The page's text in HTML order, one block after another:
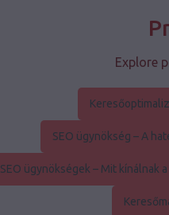
Explore
SEO ügynökség – A
SEO ügynökségek – Mit kínálnak